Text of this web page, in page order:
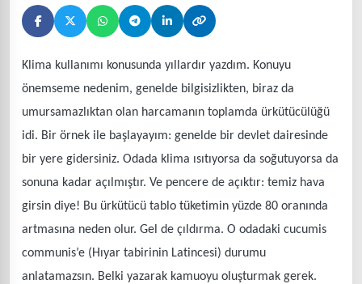
Klima kullanımı konusunda yıllardır yazdım. Konuyu
önemseme nedenim, genelde bilgisizlikten, biraz da
umursamazlıktan olan harcamanın toplamda ürkütücülüğü
idi. Bir örnek ile başlayayım: genelde bir devlet dairesinde
bir yere gidersiniz. Odada klima ısıtıyorsa da soğutuyorsa da
sonuna kadar açılmıştır. Ve pencere de açıktır: temiz hava
girsin diye! Bu ürkütücü tablo tüketimin yüzde 80 oranında
artmasına neden olur. Gel de çıldırma. O odadaki cucumis
communis’e (Hıyar tabirinin Latincesi) durumu
anlatamazsın. Belki yazarak kamuoyu oluşturmak gerek.